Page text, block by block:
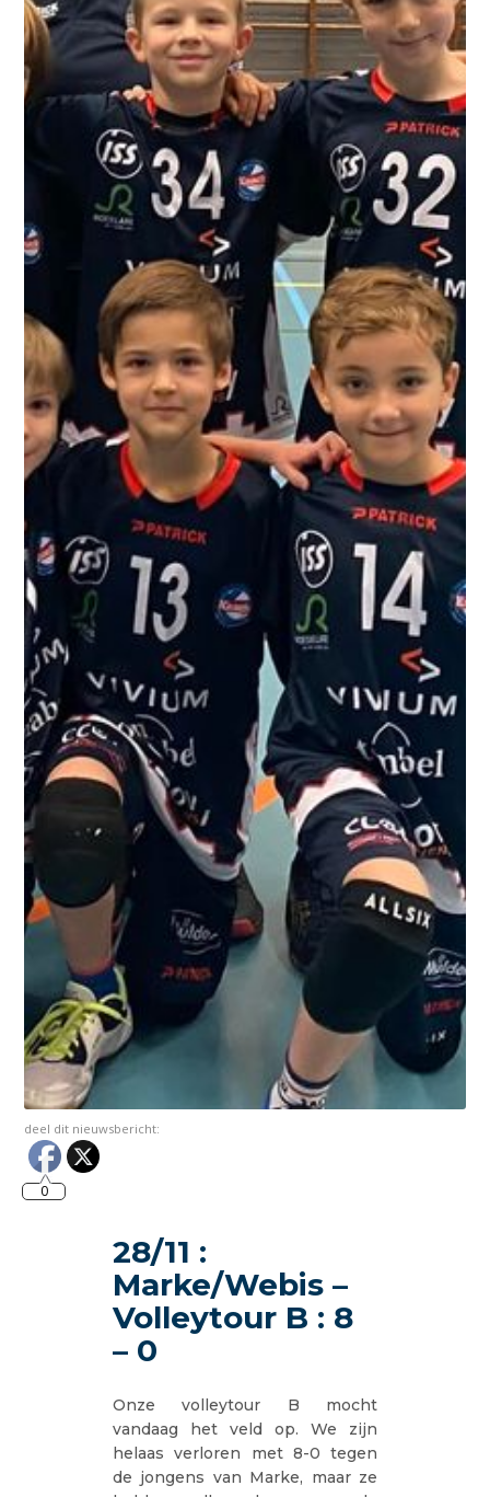
deel dit nieuwsbericht:
0
28/11 :
Marke/Webis –
Volleytour B : 8
– 0
Onze volleytour B mocht
vandaag het veld op. We zijn
helaas verloren met 8-0 tegen
de jongens van Marke, maar ze